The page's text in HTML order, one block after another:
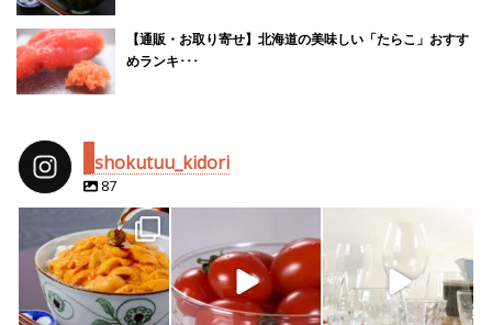
【通販・お取り寄せ】北海道の美味しい「たらこ」おすす
めランキ･･･
shokutuu_kidori
87
shokutuu_kidori